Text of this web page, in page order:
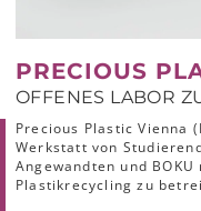
PRECIOUS
OFFENES LABOR
Precious Plastic Vienna
Werkstatt von
Angewandten und
Plastikrecycling zu